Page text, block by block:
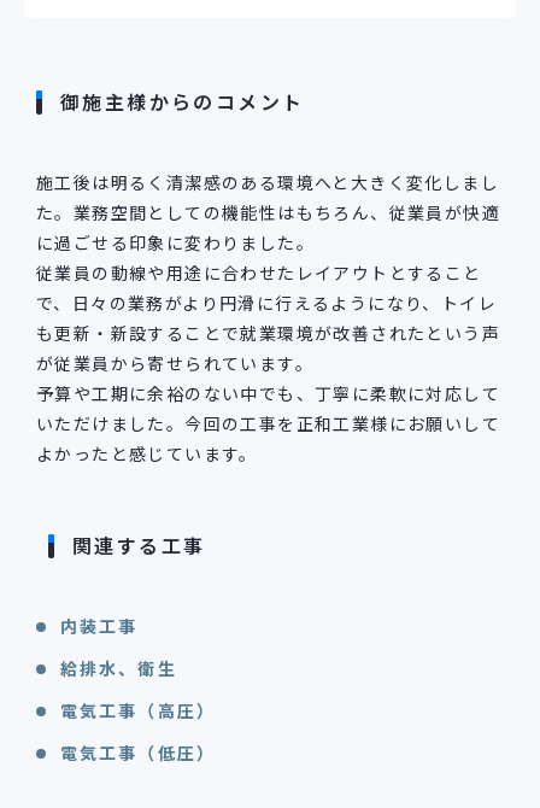
御施主様からのコメント
施工後は明るく清潔感のある環境へと大きく変化しまし
た。業務空間としての機能性はもちろん、従業員が快適
に過ごせる印象に変わりました。
従業員の動線や用途に合わせたレイアウトとすること
で、日々の業務がより円滑に行えるようになり、トイレ
も更新・新設することで就業環境が改善されたという声
が従業員から寄せられています。
予算や工期に余裕のない中でも、丁寧に柔軟に対応して
いただけました。今回の工事を正和工業様にお願いして
よかったと感じています。
関連する工事
内装工事
給排水、衛生
電気工事（高圧）
電気工事（低圧）